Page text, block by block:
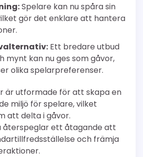
Spelare kan nu spåra sin
gör det enklare att hantera
Ett bredare utbud
mynt kan nu ges som gåvor,
olika spelarpreferenser.
är utformade för att skapa en
miljö för spelare, vilket
att delta i gåvor.
återspeglar ett åtagande att
och främja